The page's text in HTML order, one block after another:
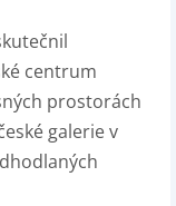
centrum
prostorách
galerie v